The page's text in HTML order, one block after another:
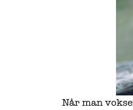
Når man